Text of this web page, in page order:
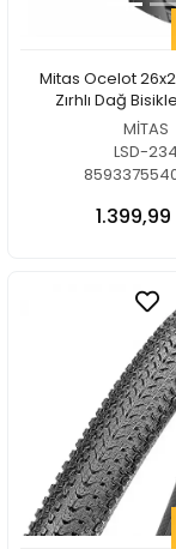
Mitas Ocelot
Zırhlı Dağ
MİTAS
LSD-234
1.399,99